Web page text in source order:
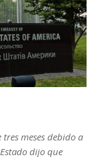
meses debido a
dijo que